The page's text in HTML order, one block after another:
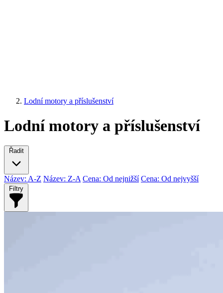
Lodní motory a příslušenství
Lodní motory a příslušenství
Řadit
Název: A-Z Název: Z-A Cena: Od nejnižší Cena: Od nejvyšší
Filtry